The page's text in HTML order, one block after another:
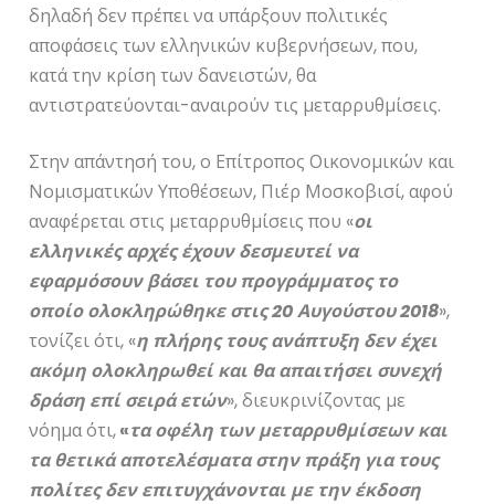
δηλαδή δεν πρέπει να υπάρξουν πολιτικές
αποφάσεις των ελληνικών κυβερνήσεων, που,
κατά την κρίση των δανειστών, θα
αντιστρατεύονται-αναιρούν τις μεταρρυθμίσεις.
Στην απάντησή του, ο Επίτροπος Οικονομικών και
Νομισματικών Υποθέσεων, Πιέρ Μοσκοβισί, αφού
αναφέρεται στις μεταρρυθμίσεις που «οι
ελληνικές αρχές έχουν δεσμευτεί να
εφαρμόσουν βάσει του προγράμματος το
οποίο ολοκληρώθηκε στις 20 Αυγούστου 2018»,
τονίζει ότι, «η πλήρης τους ανάπτυξη δεν έχει
ακόμη ολοκληρωθεί και θα απαιτήσει συνεχή
δράση επί σειρά ετών», διευκρινίζοντας με
νόημα ότι,«τα οφέλη των μεταρρυθμίσεων και
τα θετικά αποτελέσματα στην πράξη για τους
πολίτες δεν επιτυγχάνονται με την έκδοση